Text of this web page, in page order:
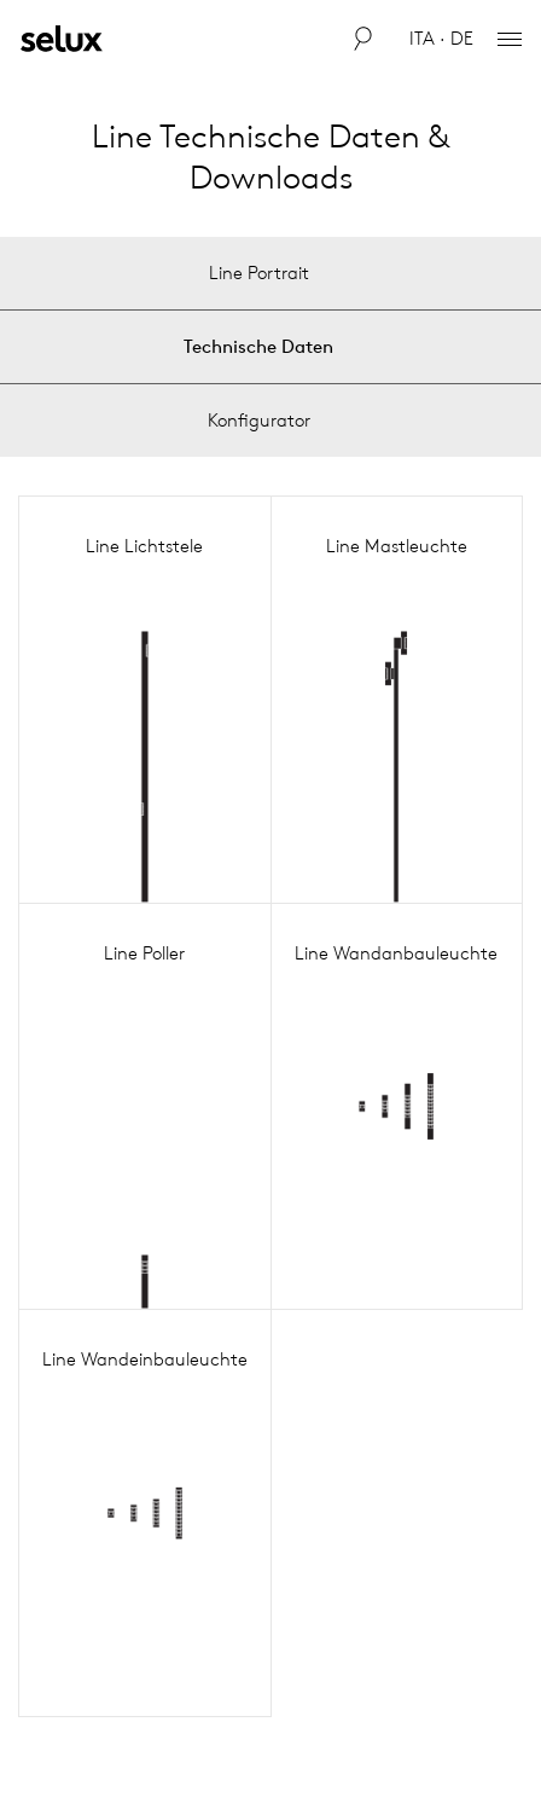
ITA · DE
Line Technische Daten &
Downloads
Line Portrait
Technische Daten
Konfigurator
Line Lichtstele Line Mastleuchte
Line Poller Line Wandanbauleuchte
Line Wandeinbauleuchte